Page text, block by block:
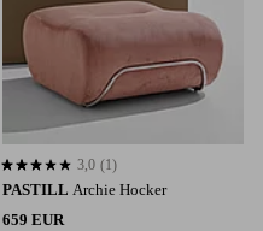
PASTILL Archie Hocker
659 EUR
3,0 basierend auf 1 Bewertungen
3,0 (1)